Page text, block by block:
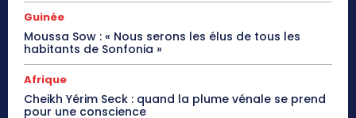
Guinée
Moussa Sow : « Nous serons les élus de tous les
habitants de Sonfonia »
Afrique
Cheikh Yérim Seck : quand la plume vénale se prend
pour une conscience